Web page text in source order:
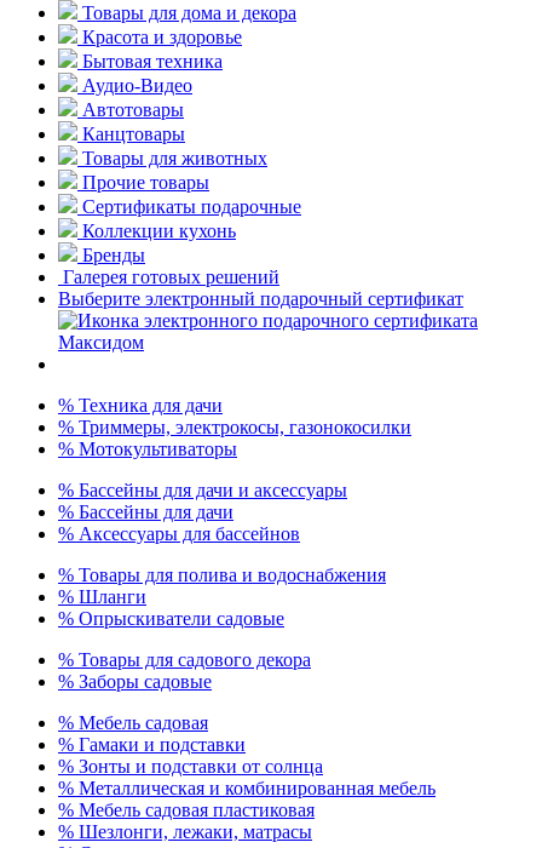
Товары для дома и декора
Красота и здоровье
Бытовая техника
Аудио-Видео
Автотовары
Канцтовары
Товары для животных
Прочие товары
Сертификаты подарочные
Коллекции кухонь
Бренды
Галерея готовых решений
Выберите электронный подарочный сертификат
% Техника для дачи
% Триммеры, электрокосы, газонокосилки
% Мотокультиваторы
% Бассейны для дачи и аксессуары
% Бассейны для дачи
% Аксессуары для бассейнов
% Товары для полива и водоснабжения
% Шланги
% Опрыскиватели садовые
% Товары для садового декора
% Заборы садовые
% Мебель садовая
% Гамаки и подставки
% Зонты и подставки от солнца
% Металлическая и комбинированная мебель
% Мебель садовая пластиковая
% Шезлонги, лежаки, матрасы